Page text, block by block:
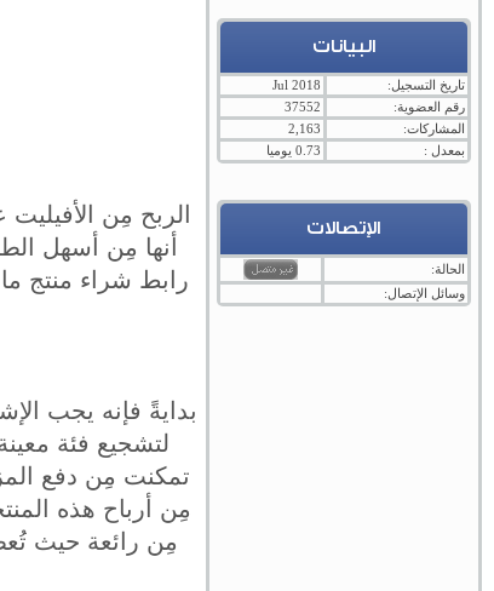
البيانات
تاريخ التسجيل:
Jul 2018
رقم العضوية:
37552
المشاركات:
2,163
بمعدل :
0.73 يوميا
الإتصالات
الحالة:
وسائل الإتصال:
الربح مِن
أنها مِن أسهل
رابط شراء منتج
بدايةً فإنه يجب
لتشجيع فئة
تمكنت مِن دفع
مِن أرباح هذه
مِن رائعة حيث